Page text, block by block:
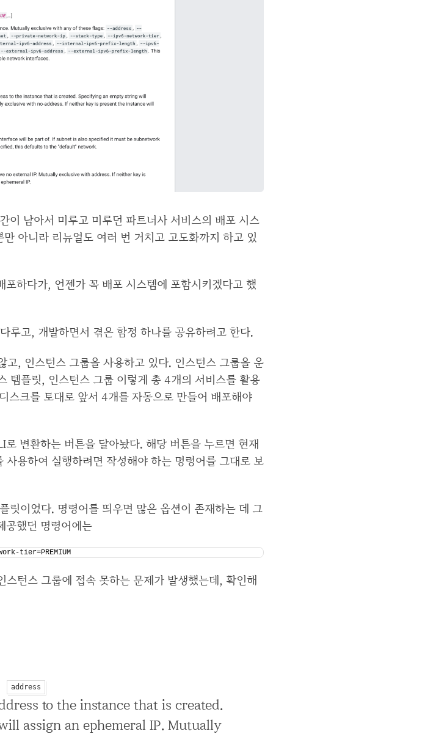
이 남아서 미루고 미루던 파트너사 서비스의 배포 시스
아니라 리뉴얼도 여러 번 거치고 고도화까지 하고 있
하다가, 언젠가 꼭 배포 시스템에 포함시키겠다고 했
루고, 개발하면서 겪은 함정 하나를 공유하려고 한다.
고, 인스턴스 그룹을 사용하고 있다. 인스턴스 그룹을 운
템플릿, 인스턴스 그룹 이렇게 총 4개의 서비스를 활용
스크를 토대로 앞서 4개를 자동으로 만들어 배포해야
변환하는 버튼을 달아놨다. 해당 버튼을 누르면 현재
용하여 실행하려면 작성해야 하는 명령어를 그대로 보
릿이었다. 명령어를 띄우면 많은 옵션이 존재하는 데 그
공했던 명령어에는
tier=PREMIUM
턴스 그룹에 접속 못하는 문제가 발생했는데, 확인해
address
to the instance that is created.
assign an ephemeral IP. Mutually